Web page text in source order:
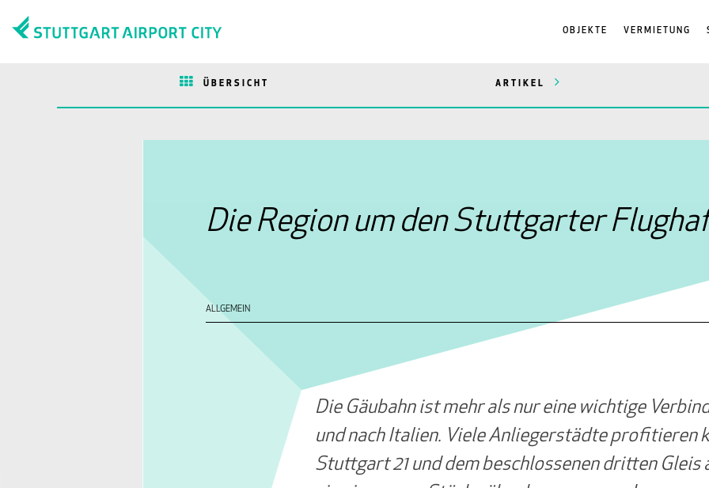
OBJEKTE VERMIETUNG
ÜBERSICHT ARTIKEL
Die Region um den Stuttgarter
ALLGEMEIN
Die Gäubahn ist mehr als nur eine wichtige
und nach Italien. Viele Anliegerstädte profitieren
Stuttgart 21 und dem beschlossenen dritten Gleis